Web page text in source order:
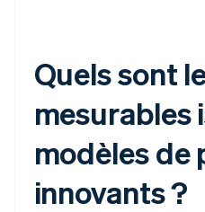
Quels sont
mesurables
modèles de
innovants ?